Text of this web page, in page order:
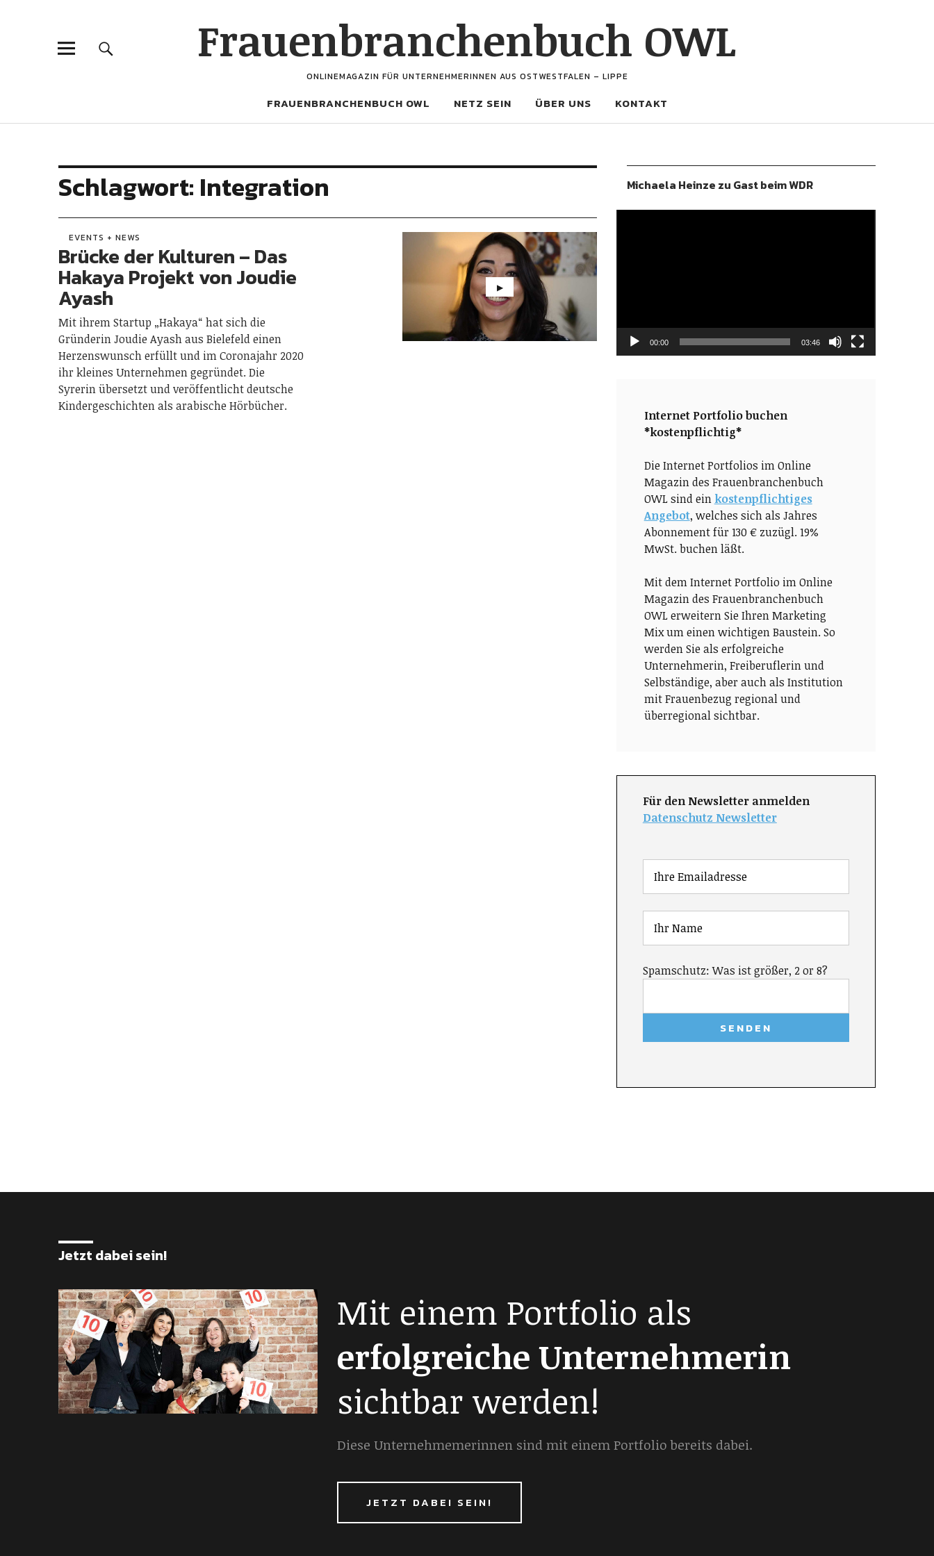
Frauenbranchenbuch OWL
ONLINEMAGAZIN FÜR UNTERNEHMERINNEN AUS OSTWESTFALEN – LIPPE
FRAUENBRANCHENBUCH OWL NETZ SEIN ÜBER UNS KONTAKT
Schlagwort: Integration
EVENTS + NEWS
Brücke der Kulturen – Das
Hakaya Projekt von Joudie
Ayash
Mit ihrem Startup „Hakaya“ hat sich die
Gründerin Joudie Ayash aus Bielefeld einen
Herzenswunsch erfüllt und im Coronajahr 2020
ihr kleines Unternehmen gegründet. Die
Syrerin übersetzt und veröffentlicht deutsche
Kindergeschichten als arabische Hörbücher.
Michaela Heinze zu Gast beim WDR
00:00 03:46
Internet Portfolio buchen
*kostenpflichtig*
Die Internet Portfolios im Online
Magazin des Frauenbranchenbuch
OWL sind ein kostenpflichtiges
Angebot, welches sich als Jahres
Abonnement für 130 € zuzügl. 19%
MwSt. buchen läßt.
Mit dem Internet Portfolio im Online
Magazin des Frauenbranchenbuch
OWL erweitern Sie Ihren Marketing
Mix um einen wichtigen Baustein. So
werden Sie als erfolgreiche
Unternehmerin, Freiberuflerin und
Selbständige, aber auch als Institution
mit Frauenbezug regional und
überregional sichtbar.
Für den Newsletter anmelden
Datenschutz Newsletter
Spamschutz: Was ist größer, 2 or 8?
Jetzt dabei sein!
Mit einem Portfolio als
erfolgreiche Unternehmerin
sichtbar werden!
Diese Unternehmemerinnen sind mit einem Portfolio bereits dabei.
JETZT DABEI SEIN!